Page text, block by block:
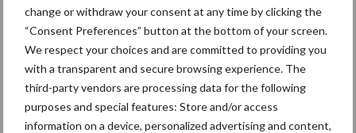
change or withdraw your consent at any time by clicking the
“Consent Preferences” button at the bottom of your screen.
We respect your choices and are committed to providing you
with a transparent and secure browsing experience. The
third-party vendors are processing data for the following
purposes and special features: Store and/or access
information on a device, personalized advertising and content,
Mastitis Hittestress